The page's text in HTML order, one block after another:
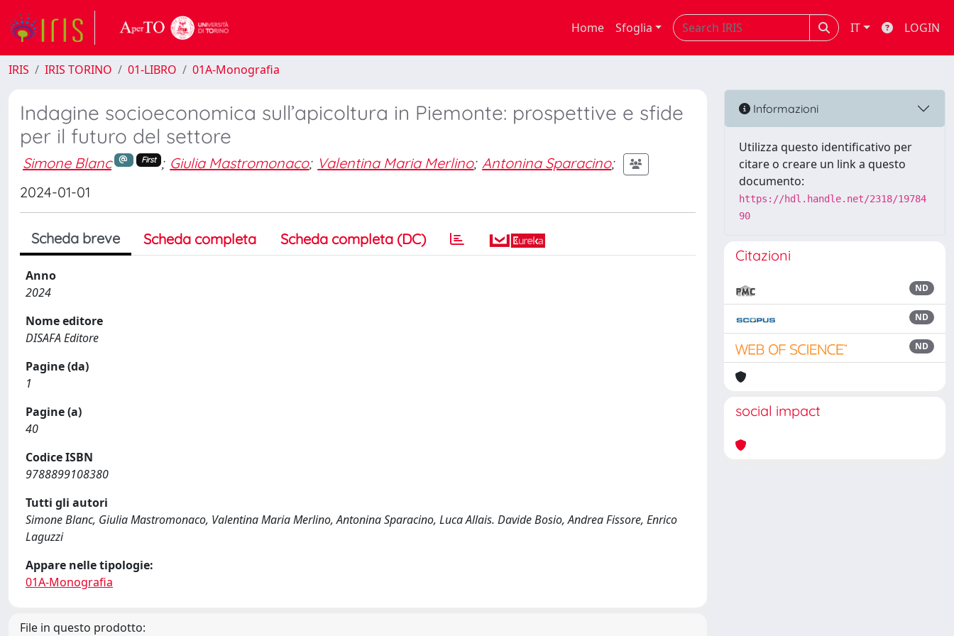
Home Sfoglia IT LOGIN
IRIS IRIS TORINO 01-LIBRO 01A-Monografia
Indagine socioeconomica sull’apicoltura in Piemonte: prospettive e sfide
per il futuro del settore
Simone Blanc First ; Giulia Mastromonaco; Valentina Maria Merlino; Antonina Sparacino;
2024-01-01
Scheda breve Scheda completa Scheda completa (DC)
Anno
2024
Nome editore
DISAFA Editore
Pagine (da)
1
Pagine (a)
40
Codice ISBN
9788899108380
Tutti gli autori
Simone Blanc, Giulia Mastromonaco, Valentina Maria Merlino, Antonina Sparacino, Luca Allais. Davide Bosio, Andrea Fissore, Enrico
Laguzzi
Appare nelle tipologie:
01A-Monografia
File in questo prodotto:
Informazioni
Utilizza questo identificativo per
citare o creare un link a questo
documento:
https://hdl.handle.net/2318/19784
90
Citazioni
ND
ND
ND
social impact